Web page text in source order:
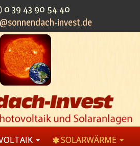
0 39 43 90 54 40
invest.de
SOLARWÄRME